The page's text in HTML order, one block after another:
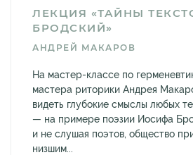
ЛЕКЦИЯ «ТАЙНЫ
БРОДСКИЙ»
АНДРЕЙ МАКАРОВ
На мастер-классе по
мастера риторики Андрея
видеть глубокие смыслы любых
— на примере поэзии Иосифа
и не слушая поэтов, общество
низшим...